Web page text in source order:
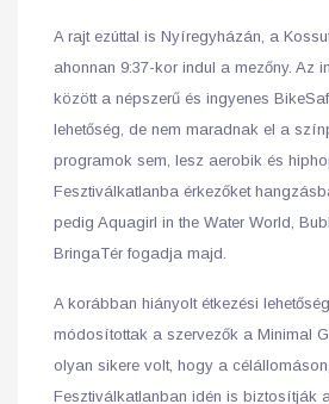
A rajt ezúttal is Nyíregyházán, a
ahonnan 9:37-kor indul a mezőny. Az
között a népszerű és ingyenes
lehetőség, de nem maradnak el a
programok sem, lesz aerobik és
Fesztiválkatlanba érkezőket
pedig Aquagirl in the Water World,
BringaTér fogadja majd.
A korábban hiányolt étkezési
módosítottak a szervezők a Minimal
olyan sikere volt, hogy a
Fesztiválkatlanban idén is biztosítják